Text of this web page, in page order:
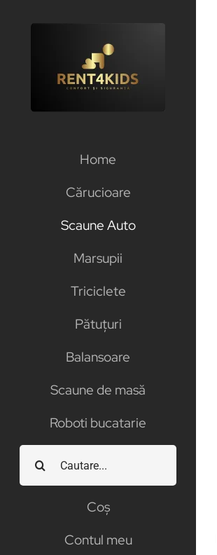
Home
Cărucioare
Scaune Auto
Marsupii
Triciclete
Pătuțuri
Balansoare
Scaune de masă
Roboti bucatarie
Coș
Contul meu